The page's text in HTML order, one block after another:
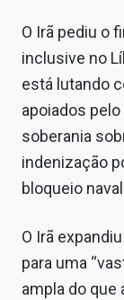
O Irã pediu o
inclusive no
está lutando
apoiados
soberania
indenização
bloqueio
O Irã
para uma
ampla do que